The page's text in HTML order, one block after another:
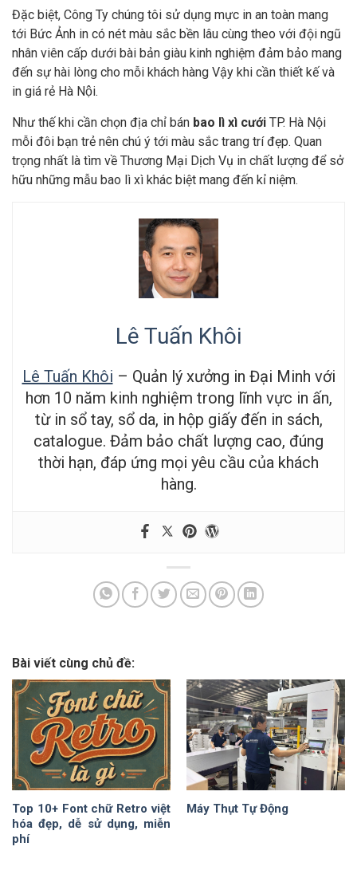
Đặc biệt, Công Ty chúng tôi sử dụng mực in an toàn mang
tới Bức Ảnh in có nét màu sắc bền lâu cùng theo với đội ngũ
nhân viên cấp dưới bài bản giàu kinh nghiệm đảm bảo mang
đến sự hài lòng cho mỗi khách hàng Vậy khi cần thiết kế và
in giá rẻ Hà Nội.
Như thế khi cần chọn địa chỉ bán bao lì xì cưới TP. Hà Nội
mỗi đôi bạn trẻ nên chú ý tới màu sắc trang trí đẹp. Quan
trọng nhất là tìm về Thương Mại Dịch Vụ in chất lượng để sở
hữu những mẫu bao lì xì khác biệt mang đến kỉ niệm.
Lê Tuấn Khôi
Lê Tuấn Khôi – Quản lý xưởng in Đại Minh với
hơn 10 năm kinh nghiệm trong lĩnh vực in ấn,
từ in sổ tay, sổ da, in hộp giấy đến in sách,
catalogue. Đảm bảo chất lượng cao, đúng
thời hạn, đáp ứng mọi yêu cầu của khách
hàng.
Bài viết cùng chủ đề:
Top 10+ Font chữ Retro việt
hóa đẹp, dễ sử dụng, miễn
phí
Máy Thụt Tự Động